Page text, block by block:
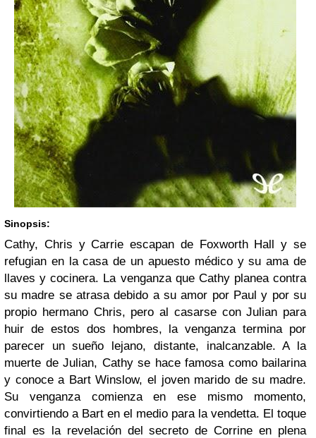
Sinopsis:
Cathy, Chris y Carrie escapan de Foxworth Hall y se
refugian en la casa de un apuesto médico y su ama de
llaves y cocinera. La venganza que Cathy planea contra
su madre se atrasa debido a su amor por Paul y por su
propio hermano Chris, pero al casarse con Julian para
huir de estos dos hombres, la venganza termina por
parecer un sueño lejano, distante, inalcanzable. A la
muerte de Julian, Cathy se hace famosa como bailarina
y conoce a Bart Winslow, el joven marido de su madre.
Su venganza comienza en ese mismo momento,
convirtiendo a Bart en el medio para la vendetta. El toque
final es la revelación del secreto de Corrine en plena